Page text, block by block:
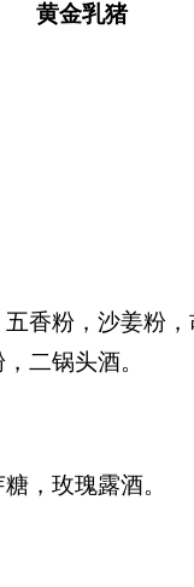
黄金乳猪
香粉，沙姜粉
二锅头酒。
，玫瑰露酒。